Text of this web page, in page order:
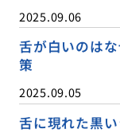
2025.09.06
舌が白いのは
策
2025.09.05
舌に現れた黒